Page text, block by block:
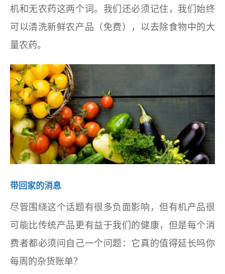
机和无农药这两个词。我们还必须记住，我们始终
可以清洗新鲜农产品（免费），以去除食物中的大
量农药。
带回家的消息
尽管围绕这个话题有很多负面影响，但有机产品很
可能比传统产品更有益于我们的健康，但是每个消
费者都必须问自己一个问题：它真的值得延长吗你
每周的杂货账单？